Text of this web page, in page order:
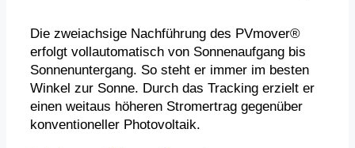
Die zweiachsige Nachführung des PVmover®
erfolgt vollautomatisch von Sonnenaufgang bis
Sonnenuntergang. So steht er immer im besten
Winkel zur Sonne. Durch das Tracking erzielt er
einen weitaus höheren Stromertrag gegenüber
konventioneller Photovoltaik.